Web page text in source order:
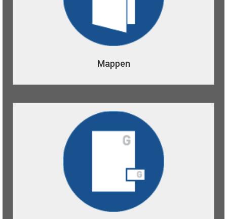
Mappen
immer eine Mappe, die ihren Vorstellungen zur
Unternehmenspräsentation entspricht.
Laden Sie sich einfach das Layout herunter und
gestalten Sie Ihre individuelle Mappe.
Stanzformenübersicht
Geschäftsausstattung
Von der Visitenkarte über den Briefbogen bis zum
Firmen-Flyer. Bei uns sind Sie richtig, wenn Sie diese
Produkte „aus einem Guß“ produziert haben wollen.
Wir beraten Sie gern zu Fragen des Papiers, der
Farbigkeit oder eventuellen Veredlungen wie
Hochprägung oder Cellophanierungen.